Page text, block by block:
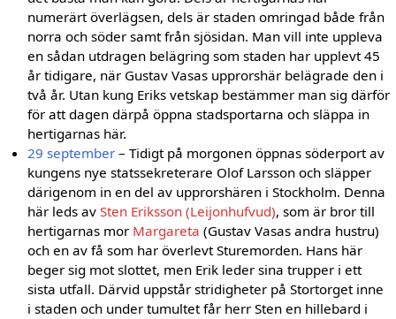
numerärt överlägsen, dels är staden omringad både från
norra och söder samt från sjösidan. Man vill inte uppleva
en sådan utdragen belägring som staden har upplevt 45
år tidigare, när Gustav Vasas upprorshär belägrade den i
två år. Utan kung Eriks vetskap bestämmer man sig därför
för att dagen därpå öppna stadsportarna och släppa in
hertigarnas här.
29 september – Tidigt på morgonen öppnas söderport av
kungens nye statssekreterare Olof Larsson och släpper
därigenom in en del av upprorshären i Stockholm. Denna
här leds avSten Eriksson (Leijonhufvud), som är bror till
hertigarnas mor Margareta (Gustav Vasas andra hustru)
och en av få som har överlevt Sturemorden. Hans här
beger sig mot slottet, men Erik leder sina trupper i ett
sista utfall. Därvid uppstår stridigheter på Stortorget inne
i staden och under tumultet får herr Sten en hillebard i